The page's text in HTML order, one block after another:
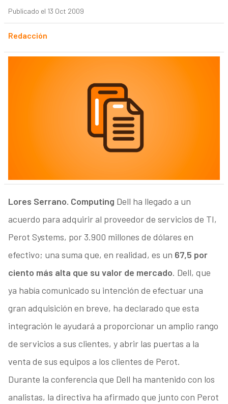
Publicado el 13 Oct 2009
Redacción
Lores Serrano. Computing Dell ha llegado a un
acuerdo para adquirir al proveedor de servicios de TI,
Perot Systems, por 3.900 millones de dólares en
efectivo; una suma que, en realidad, es un 67,5 por
ciento más alta que su valor de mercado. Dell, que
ya había comunicado su intención de efectuar una
gran adquisición en breve, ha declarado que esta
integración le ayudará a proporcionar un amplio rango
de servicios a sus clientes, y abrir las puertas a la
venta de sus equipos a los clientes de Perot.
Durante la conferencia que Dell ha mantenido con los
analistas, la directiva ha afirmado que junto con Perot